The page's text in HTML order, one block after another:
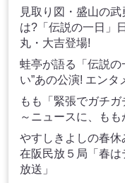
見取り図・盛山の
は?「伝説の一日」
丸・大吉登場!
蛙亭が語る「伝説の
い”あの公演! エン
もも「緊張でガチ
～ニュースに、もも
やすしきよしの春休
在阪民放５局「春
放送」